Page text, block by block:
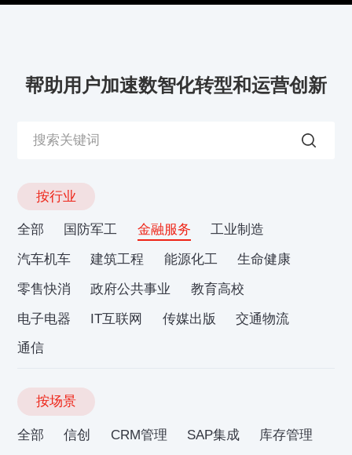
帮助用户加速数智化转型和运营创新
按行业
全部 国防军工 金融服务
工业制造
汽车机车
建筑工程 能源化工
生命健康
零售快消
政府公共事业
教育高校
电子电器
IT互联网 传媒出版
交通物流
通信
按场景
全部 信创 CRM管理 SAP集成
库存管理